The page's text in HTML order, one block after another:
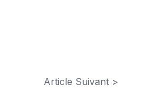
Article Suivant >